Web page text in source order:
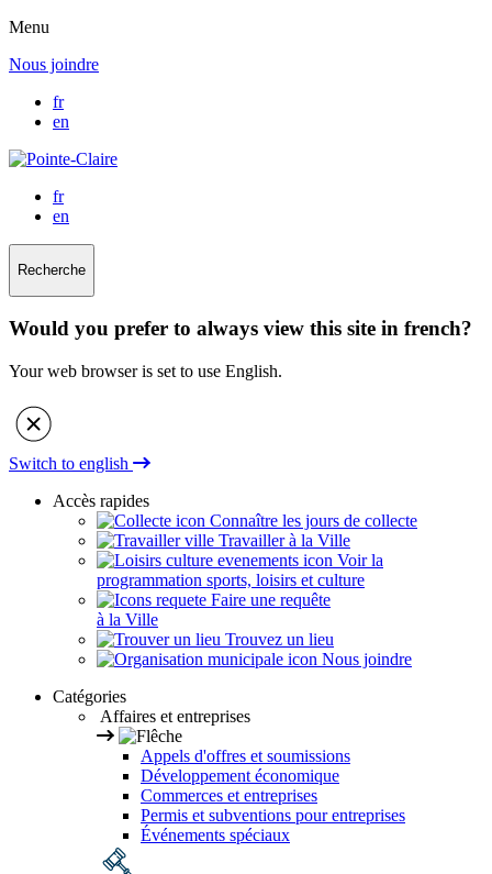
Menu
Nous joindre
fr
en
fr
en
Recherche
Would you prefer to always view this site in french?
Your web browser is set to use English.
Switch to english
Accès rapides
Connaître les jours de collecte
Travailler à la Ville
Voir la
programmation sports, loisirs et culture
Faire une requête
à la Ville
Trouvez un lieu
Nous joindre
Catégories
Affaires et entreprises
Appels d'offres et soumissions
Développement économique
Commerces et entreprises
Permis et subventions pour entreprises
Événements spéciaux